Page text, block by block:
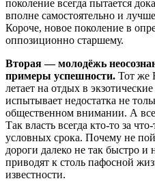
поколение всегда пытается
вполне самостоятельно и
Короче, новое поколение в
оппозиционно старшему.
Вторая — молодёжь
примеры успешности. Тот же
летает на отдых в
испытывает недостатка не
общественном внимании. А
Так власть всегда кто-то за
условных срока. Почему не
дороги далеко не так быстро и
приводят к столь пафосной
известности.